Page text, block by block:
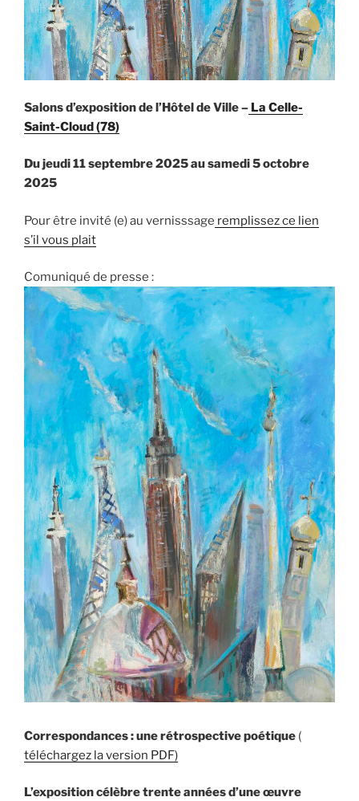
Salons d’exposition de l’Hôtel de Ville – La Celle-
Saint-Cloud (78)
Du jeudi 11 septembre 2025 au samedi 5 octobre
2025
Pour être invité (e) au vernisssage remplissez ce lien
s’il vous plait
Comuniqué de presse :
Correspondances : une rétrospective poétique (
téléchargez la version PDF)
L’exposition célèbre trente années d’une œuvre